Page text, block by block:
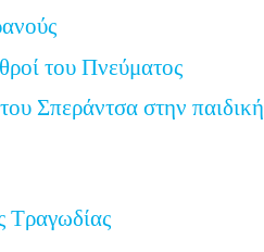
του Πνεύματος
Σπεράντσα στην παιδική
Τραγωδίας